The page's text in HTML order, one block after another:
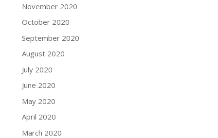
November 2020
October 2020
September 2020
August 2020
July 2020
June 2020
May 2020
April 2020
March 2020